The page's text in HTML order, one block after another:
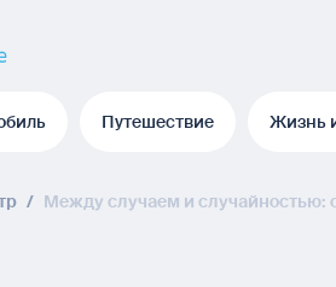
Путешествие Жизнь
/ Между случаем и случайностью: